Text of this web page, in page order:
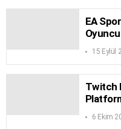
EA
15 Eylül
Twitch
6 Ekim